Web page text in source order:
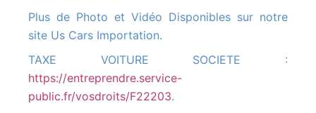
Plus de Photo et Vidéo Disponibles sur notre
site Us Cars Importation.
TAXE VOITURE SOCIETE :
https://entreprendre.service-
public.fr/vosdroits/F22203.